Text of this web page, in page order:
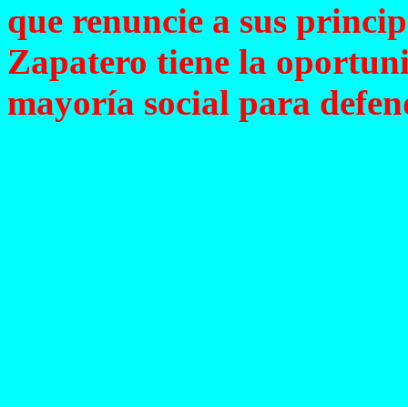
que renuncie a sus
Zapatero tiene la
mayoría social para